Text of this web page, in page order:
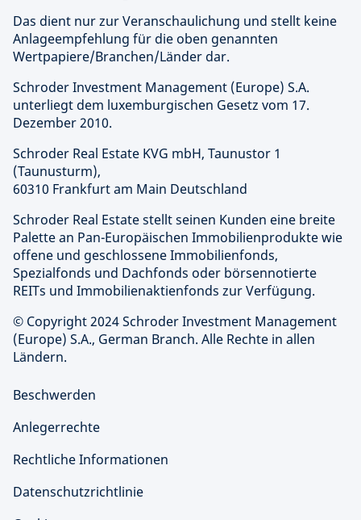
Das dient nur zur Veranschaulichung und stellt keine
Anlageempfehlung für die oben genannten
Wertpapiere/Branchen/Länder dar.
Schroder Investment Management (Europe) S.A.
unterliegt dem luxemburgischen Gesetz vom 17.
Dezember 2010.
Schroder Real Estate KVG mbH, Taunustor 1
(Taunusturm),
60310 Frankfurt am Main Deutschland
Schroder Real Estate stellt seinen Kunden eine breite
Palette an Pan-Europäischen Immobilienprodukte wie
offene und geschlossene Immobilienfonds,
Spezialfonds und Dachfonds oder börsennotierte
REITs und Immobilienaktienfonds zur Verfügung.
© Copyright 2024 Schroder Investment Management
(Europe) S.A., German Branch. Alle Rechte in allen
Ländern.
Beschwerden
Anlegerrechte
Rechtliche Informationen
Datenschutzrichtlinie